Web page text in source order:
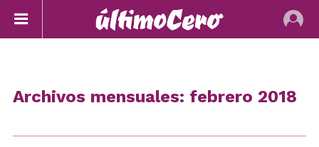
Archivos mensuales: febrero 2018